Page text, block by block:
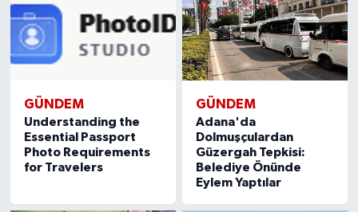
GÜNDEM
Understanding the
Essential Passport
Photo Requirements
for Travelers
GÜNDEM
Adana'da
Dolmuşçulardan
Güzergah Tepkisi:
Belediye Önünde
Eylem Yaptılar